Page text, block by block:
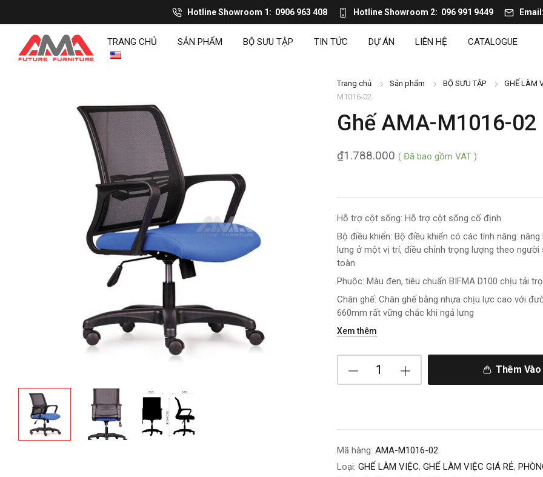
Hotline Showroom 1 0906 963 408 Hotline Showroom 2 096 991 9449 Email
TRANG CHỦ SẢN PHẨM BỘ SƯU TẬP TIN TỨC DỰ ÁN LIÊN HỆ CATALOGUE
Trang chủ Sản phẩm BỘ SƯU TẬP
GHẾ LÀM
M1016-02
Ghế AMA-M1016-02
1.788.000
₫ ( Đã bao gồm VAT )
Hỗ trợ cột sống: Hỗ trợ cột sống cố định
Bộ điều khiển: Bộ điều khiển có các tính năng:
lưng ở một vị trí, điều chỉnh trọng lượng theo người
toàn
Phuộc: Màu đen, tiêu chuẩn BIFMA D100 chịu tải
Chân ghế: Chân ghế bằng nhựa chịu lực cao với
660mm rất vững chắc khi ngả lưng
Xem thêm
Thêm Vào
Mã hàng: AMA-M1016-02
Loại: GHẾ LÀM VIỆC, GHẾ LÀM VIỆC GIÁ RẺ,